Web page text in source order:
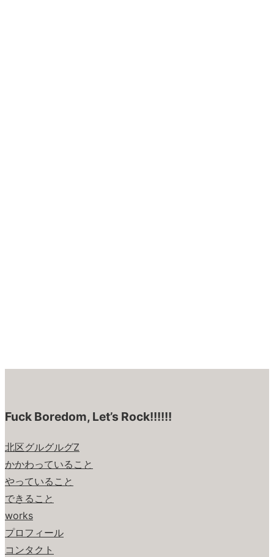
Fuck Boredom, Let’s Rock!!!!!!
北区グルグルグZ
かかわっていること
やっていること
できること
works
プロフィール
コンタクト